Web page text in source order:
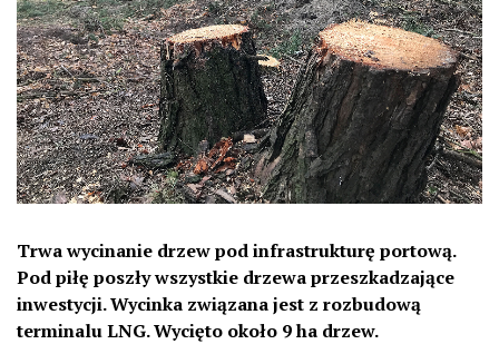
Trwa wycinanie drzew pod infrastrukturę portową.
Pod piłę poszły wszystkie drzewa przeszkadzające
inwestycji. Wycinka związana jest z rozbudową
terminalu LNG. Wycięto około 9 ha drzew.